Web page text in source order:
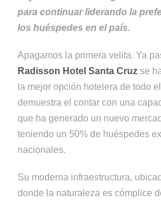
para continuar liderando la
los huéspedes en el país.
Apagamos la primera velita. Ya
Radisson Hotel Santa Cruz se
la mejor opción hotelera de todo
demuestra el contar con una
que ha generado un nuevo
teniendo un 50% de huéspedes
nacionales.
Su moderna infraestructura,
donde la naturaleza es cómplice